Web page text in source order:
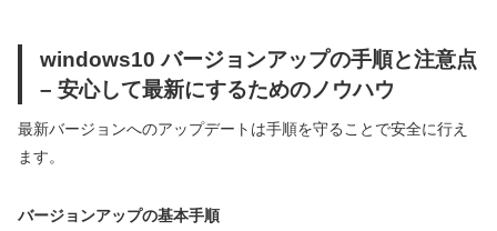
windows10 バージョンアップの手順と注意点
– 安心して最新にするためのノウハウ
最新バージョンへのアップデートは手順を守ることで安全に行え
ます。
バージョンアップの基本手順